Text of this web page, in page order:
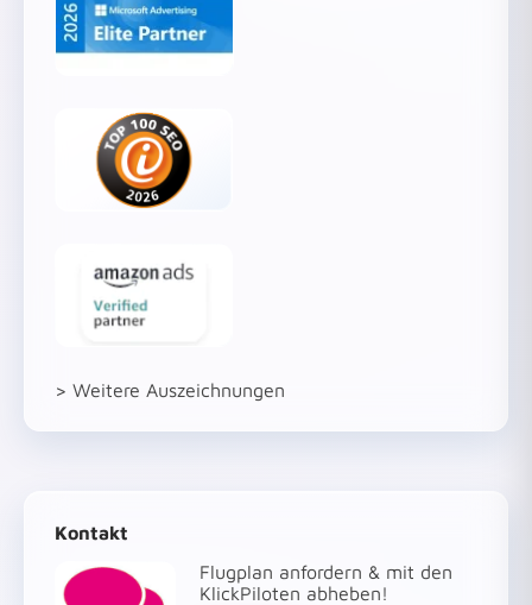
> Weitere Auszeichnungen
Kontakt
Flugplan anfordern & mit den
KlickPiloten abheben!